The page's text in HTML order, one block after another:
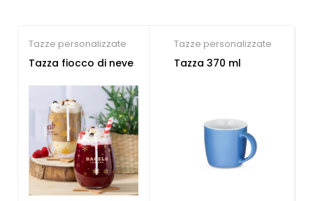
Tazze personalizzate
Tazza fiocco di neve
Tazze personalizzate
Tazza 370 ml